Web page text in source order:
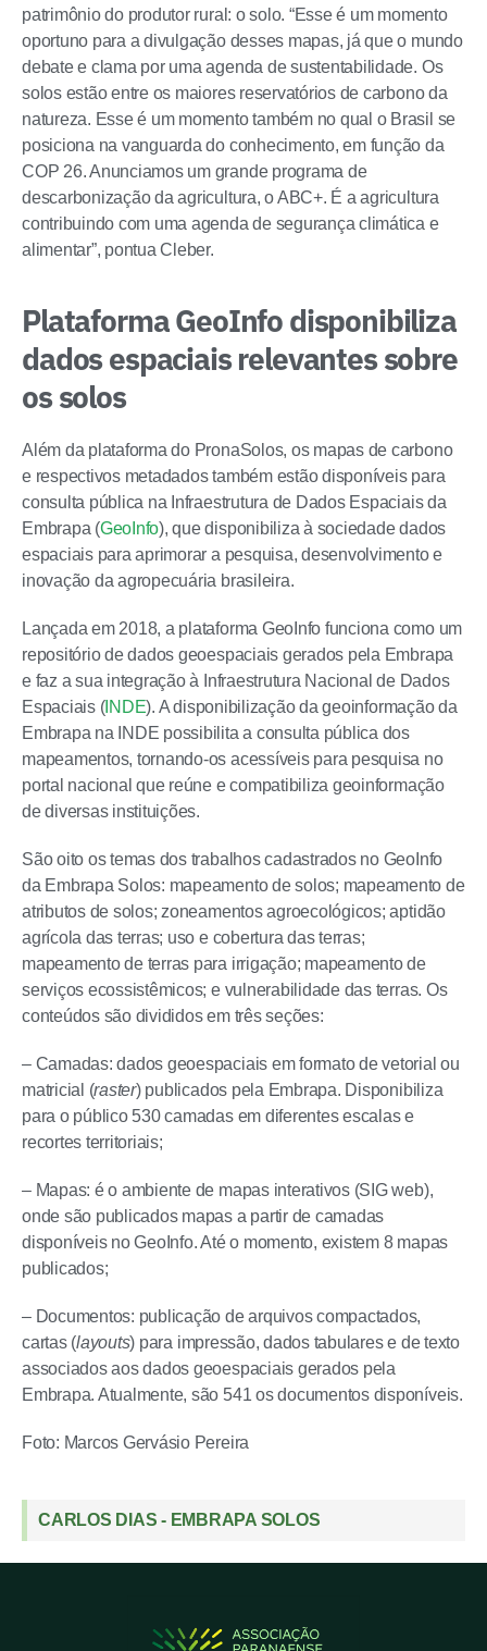
patrimônio do produtor rural: o solo. “Esse é um momento
oportuno para a divulgação desses mapas, já que o mundo
debate e clama por uma agenda de sustentabilidade. Os
solos estão entre os maiores reservatórios de carbono da
natureza. Esse é um momento também no qual o Brasil se
posiciona na vanguarda do conhecimento, em função da
COP 26. Anunciamos um grande programa de
descarbonização da agricultura, o ABC+. É a agricultura
contribuindo com uma agenda de segurança climática e
alimentar”, pontua Cleber.
Plataforma GeoInfo disponibiliza
dados espaciais relevantes sobre
os solos
Além da plataforma do PronaSolos, os mapas de carbono
e respectivos metadados também estão disponíveis para
consulta pública na Infraestrutura de Dados Espaciais da
Embrapa (GeoInfo), que disponibiliza à sociedade dados
espaciais para aprimorar a pesquisa, desenvolvimento e
inovação da agropecuária brasileira.
Lançada em 2018, a plataforma GeoInfo funciona como um
repositório de dados geoespaciais gerados pela Embrapa
e faz a sua integração à Infraestrutura Nacional de Dados
Espaciais (INDE). A disponibilização da geoinformação da
Embrapa na INDE possibilita a consulta pública dos
mapeamentos, tornando-os acessíveis para pesquisa no
portal nacional que reúne e compatibiliza geoinformação
de diversas instituições.
São oito os temas dos trabalhos cadastrados no GeoInfo
da Embrapa Solos: mapeamento de solos; mapeamento de
atributos de solos; zoneamentos agroecológicos; aptidão
agrícola das terras; uso e cobertura das terras;
mapeamento de terras para irrigação; mapeamento de
serviços ecossistêmicos; e vulnerabilidade das terras. Os
conteúdos são divididos em três seções:
– Camadas: dados geoespaciais em formato de vetorial ou
matricial (raster) publicados pela Embrapa. Disponibiliza
para o público 530 camadas em diferentes escalas e
recortes territoriais;
– Mapas: é o ambiente de mapas interativos (SIG web),
onde são publicados mapas a partir de camadas
disponíveis no GeoInfo. Até o momento, existem 8 mapas
publicados;
– Documentos: publicação de arquivos compactados,
cartas (layouts) para impressão, dados tabulares e de texto
associados aos dados geoespaciais gerados pela
Embrapa. Atualmente, são 541 os documentos disponíveis.
Foto: Marcos Gervásio Pereira
CARLOS DIAS - EMBRAPA SOLOS